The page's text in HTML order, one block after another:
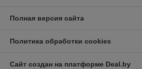
Полная версия сайта
Политика обработки cookies
Сайт создан на платформе Deal.by